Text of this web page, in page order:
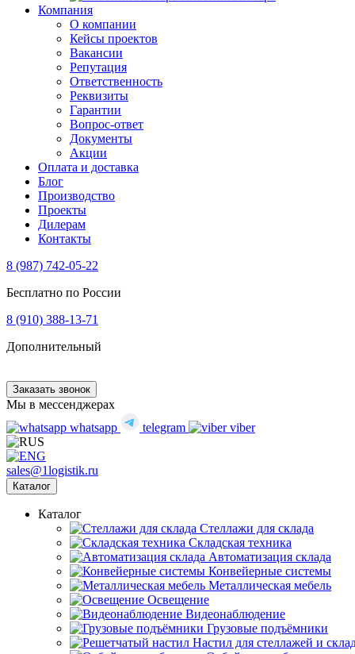
Компания
О компании
Кейсы проектов
Вакансии
Репутация
Ответственность
Реквизиты
Гарантии
Вопрос-ответ
Документы
Акции
Оплата и доставка
Блог
Производство
Проекты
Дилерам
Контакты
8 (987) 742-05-22
Бесплатно по России
8 (910) 388-13-71
Дополнительный
Заказать звонок
Мы в мессенджерах
whatsapp
telegram viber
sales@1logistik.ru
Каталог
Каталог
Cтеллажи для склада
Складская техника
Автоматизация склада
Конвейерные системы
Металлическая мебель
Освещение
Видеонаблюдение
Грузовые подъёмники
Настил для стеллажей и